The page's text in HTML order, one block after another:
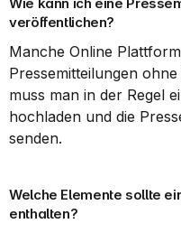
veröffentlichen?
Manche Online
Pressemitteilungen
muss man in der Regel
hochladen und die
senden.
Welche Elemente sollte
enthalten?